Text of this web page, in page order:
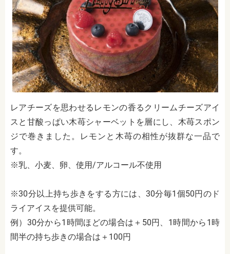
レアチーズを思わせるレモンの香るクリームチーズアイ
スと甘酸っぱい木苺シャーベットを層にし、木苺スポン
ジで巻きました。レモンと木苺の相性が抜群な一品で
す。
※乳、小麦、卵、使用/アルコール不使用
※30分以上持ち歩きをする方には、30分毎1個50円のド
ライアイスを提供可能。
例）30分から1時間ほどの場合は＋50円、1時間から1時
間半の持ち歩きの場合は＋100円